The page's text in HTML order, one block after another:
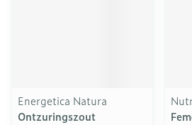
Energetica Natura
Ontzuringszout